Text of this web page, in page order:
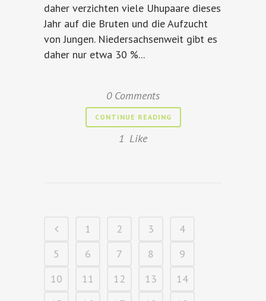
daher verzichten viele Uhupaare dieses
Jahr auf die Bruten und die Aufzucht
von Jungen. Niedersachsenweit gibt es
daher nur etwa 30 %...
0 Comments
CONTINUE READING
1 Like
1 2 3
4
5
6 7 8
9
10
11 12 13
14